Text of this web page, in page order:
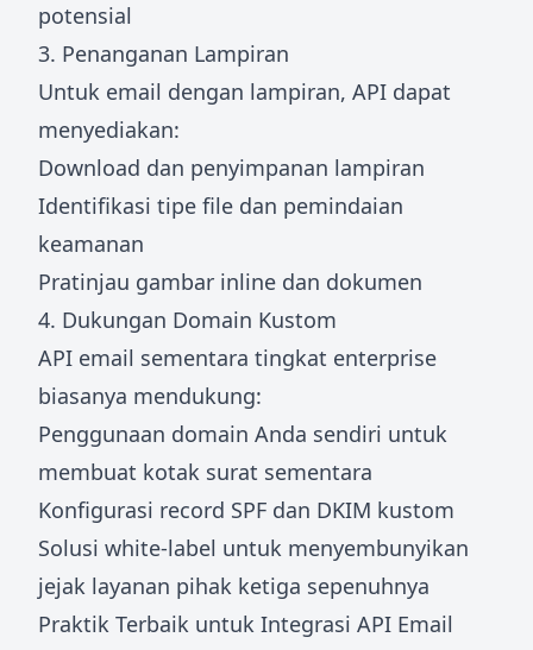
potensial
3. Penanganan Lampiran
Untuk email dengan lampiran, API dapat
menyediakan:
Download dan penyimpanan lampiran
Identifikasi tipe file dan pemindaian
keamanan
Pratinjau gambar inline dan dokumen
4. Dukungan Domain Kustom
API email sementara tingkat enterprise
biasanya mendukung:
Penggunaan domain Anda sendiri untuk
membuat kotak surat sementara
Konfigurasi record SPF dan DKIM kustom
Solusi white-label untuk menyembunyikan
jejak layanan pihak ketiga sepenuhnya
Praktik Terbaik untuk Integrasi API Email